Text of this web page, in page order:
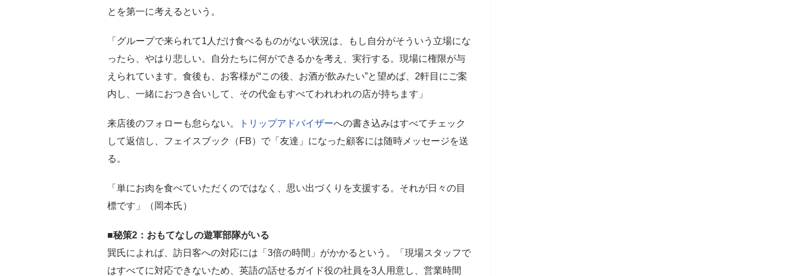
とを第一に考えるという。
「グループで来られて1人だけ食べるものがない状況は、もし自分がそういう立場にな
ったら、やはり悲しい。自分たちに何ができるかを考え、実行する。現場に権限が与
えられています。食後も、お客様が“この後、お酒が飲みたい”と望めば、2軒目にご案
内し、一緒におつき合いして、その代金もすべてわれわれの店が持ちます」
来店後のフォローも怠らない。 トリップアドバイザーへの書き込みはすべてチェック
して返信し、フェイスブック（FB）で「友達」になった顧客には随時メッセージを送
る。
「単にお肉を食べていただくのではなく、思い出づくりを支援する。それが日々の目
標です」（岡本氏）
■秘策2：おもてなしの遊軍部隊がいる
巽氏によれば、訪日客への対応には「3倍の時間」がかかるという。「現場スタッフで
はすべてに対応できないため、英語の話せるガイド役の社員を3人用意し、営業時間